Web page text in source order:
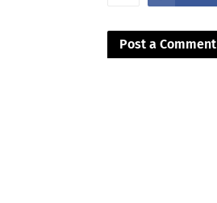
Post a Comment